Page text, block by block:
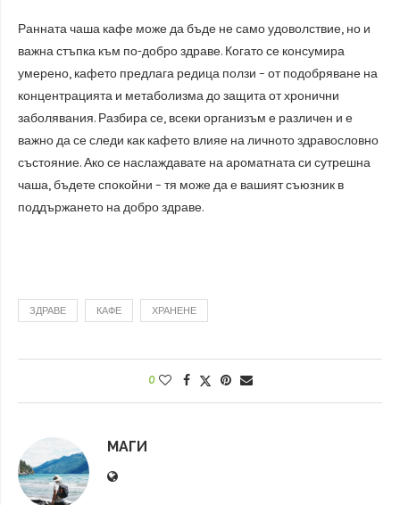
Ранната чаша кафе може да бъде не само удоволствие, но и
важна стъпка към по-добро здраве. Когато се консумира
умерено, кафето предлага редица ползи – от подобряване на
концентрацията и метаболизма до защита от хронични
заболявания. Разбира се, всеки организъм е различен и е
важно да се следи как кафето влияе на личното здравословно
състояние. Ако се наслаждавате на ароматната си сутрешна
чаша, бъдете спокойни – тя може да е вашият съюзник в
поддържането на добро здраве.
ЗДРАВЕ КАФЕ ХРАНЕНЕ
0
МАГИ